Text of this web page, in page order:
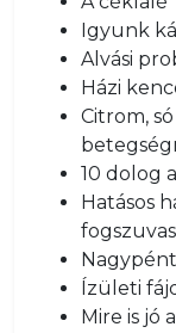
Igyunk
Alvási
Házi
Citrom,
10 dolog
Hatásos
Ízületi
Mire is jó